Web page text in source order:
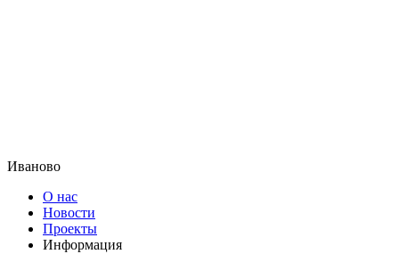
Иваново
О нас
Новости
Проекты
Информация